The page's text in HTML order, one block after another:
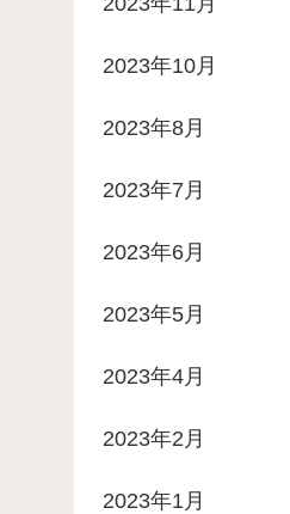
2023年10月
2023年8月
2023年7月
2023年6月
2023年5月
2023年4月
2023年2月
2023年1月